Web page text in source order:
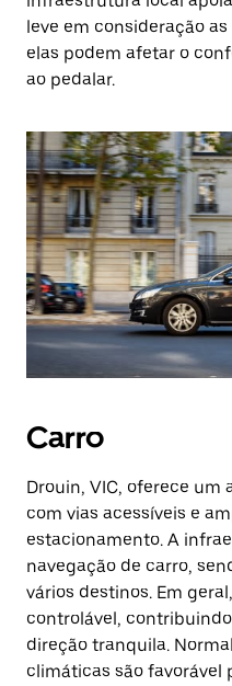
leve em consideração
elas podem afetar o
ao pedalar.
Carro
Drouin, VIC, oferece um
com vias acessíveis e
estacionamento. A
navegação de carro,
vários destinos. Em
controlável,
direção tranquila.
climáticas são favorável